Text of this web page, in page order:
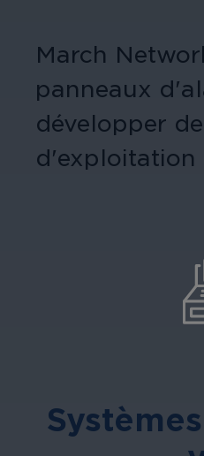
March
panneaux
développer
d'exploitation